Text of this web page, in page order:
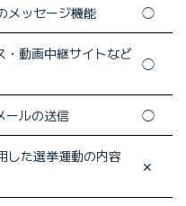
メッセージ機能 ◯
・動画中継サイトなど
◯
ールの送信 ◯
した選挙運動の内容
✕